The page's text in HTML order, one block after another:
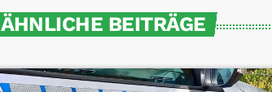
ÄHNLICHE BEITRÄGE